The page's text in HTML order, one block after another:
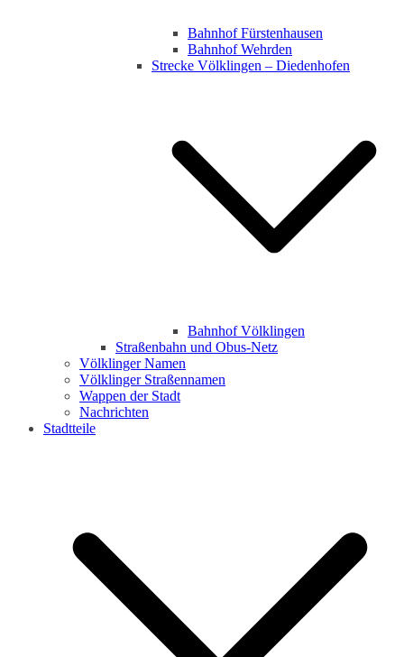
Bahnhof Fürstenhausen
Bahnhof Wehrden
Strecke Völklingen – Diedenhofen
Bahnhof Völklingen
Straßenbahn und Obus-Netz
Völklinger Namen
Völklinger Straßennamen
Wappen der Stadt
Nachrichten
Stadtteile